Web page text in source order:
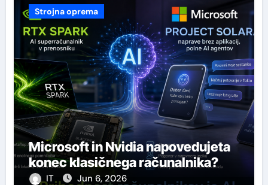
Strojna oprema
Microsoft in Nvidia napovedujeta
konec klasičnega računalnika?
IT Jun 6, 2026